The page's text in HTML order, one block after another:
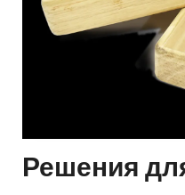
Решения